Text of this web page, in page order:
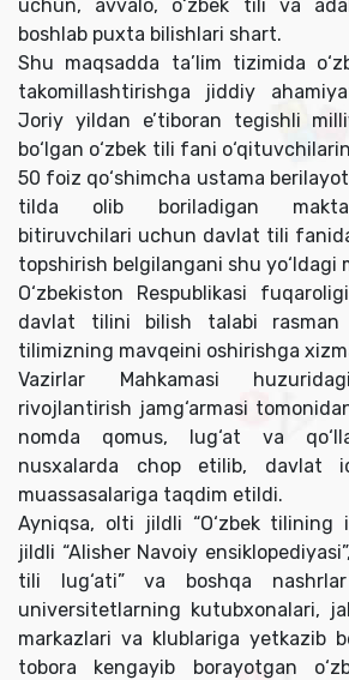
uchun, avvalo, o‘zbek tili va
boshlab puxta bilishlari shart.
Shu maqsadda ta’lim tizimida
takomillashtirishga jiddiy
Joriy yildan e’tiboran tegishli
bo‘lgan o‘zbek tili fani
50 foiz qo‘shimcha ustama
tilda olib boriladigan
bitiruvchilari uchun davlat tili
topshirish belgilangani shu yo‘ldagi
O‘zbekiston Respublikasi
davlat tilini bilish talabi rasman
tilimizning mavqeini oshirishga
Vazirlar Mahkamasi
rivojlantirish jamg‘armasi
nomda qomus, lug‘at va
nusxalarda chop etilib, davlat
muassasalariga taqdim etildi.
Ayniqsa, olti jildli “O‘zbek tilining
jildli “Alisher Navoiy
tili lug‘ati” va boshqa
universitetlarning kutubxonalari,
markazlari va klublariga yetkazib
tobora kengayib borayotgan